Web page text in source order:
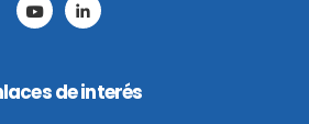
de interés